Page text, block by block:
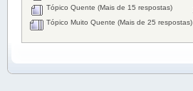
Tópico Quente (Mais de 15 respostas)
Tópico Muito Quente (Mais de 25 respostas)